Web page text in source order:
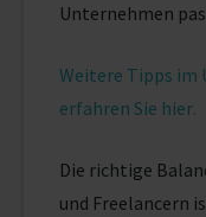
Unternehmen
Weitere Tipps im
erfahren Sie hier.
Die richtige
und Freelancern